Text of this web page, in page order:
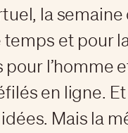
la
et pour
l’homme
en ligne.
Mais la